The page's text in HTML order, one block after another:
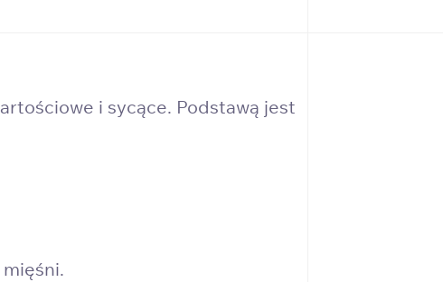
i sycące. Podstawą jest